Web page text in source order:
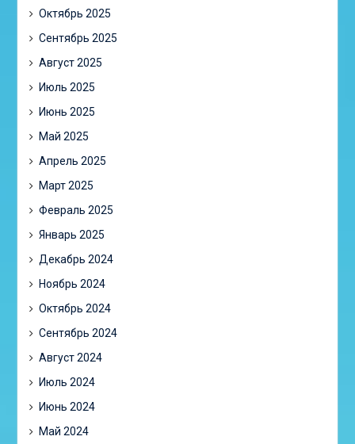
Октябрь 2025
Сентябрь 2025
Август 2025
Июль 2025
Июнь 2025
Май 2025
Апрель 2025
Март 2025
Февраль 2025
Январь 2025
Декабрь 2024
Ноябрь 2024
Октябрь 2024
Сентябрь 2024
Август 2024
Июль 2024
Июнь 2024
Май 2024